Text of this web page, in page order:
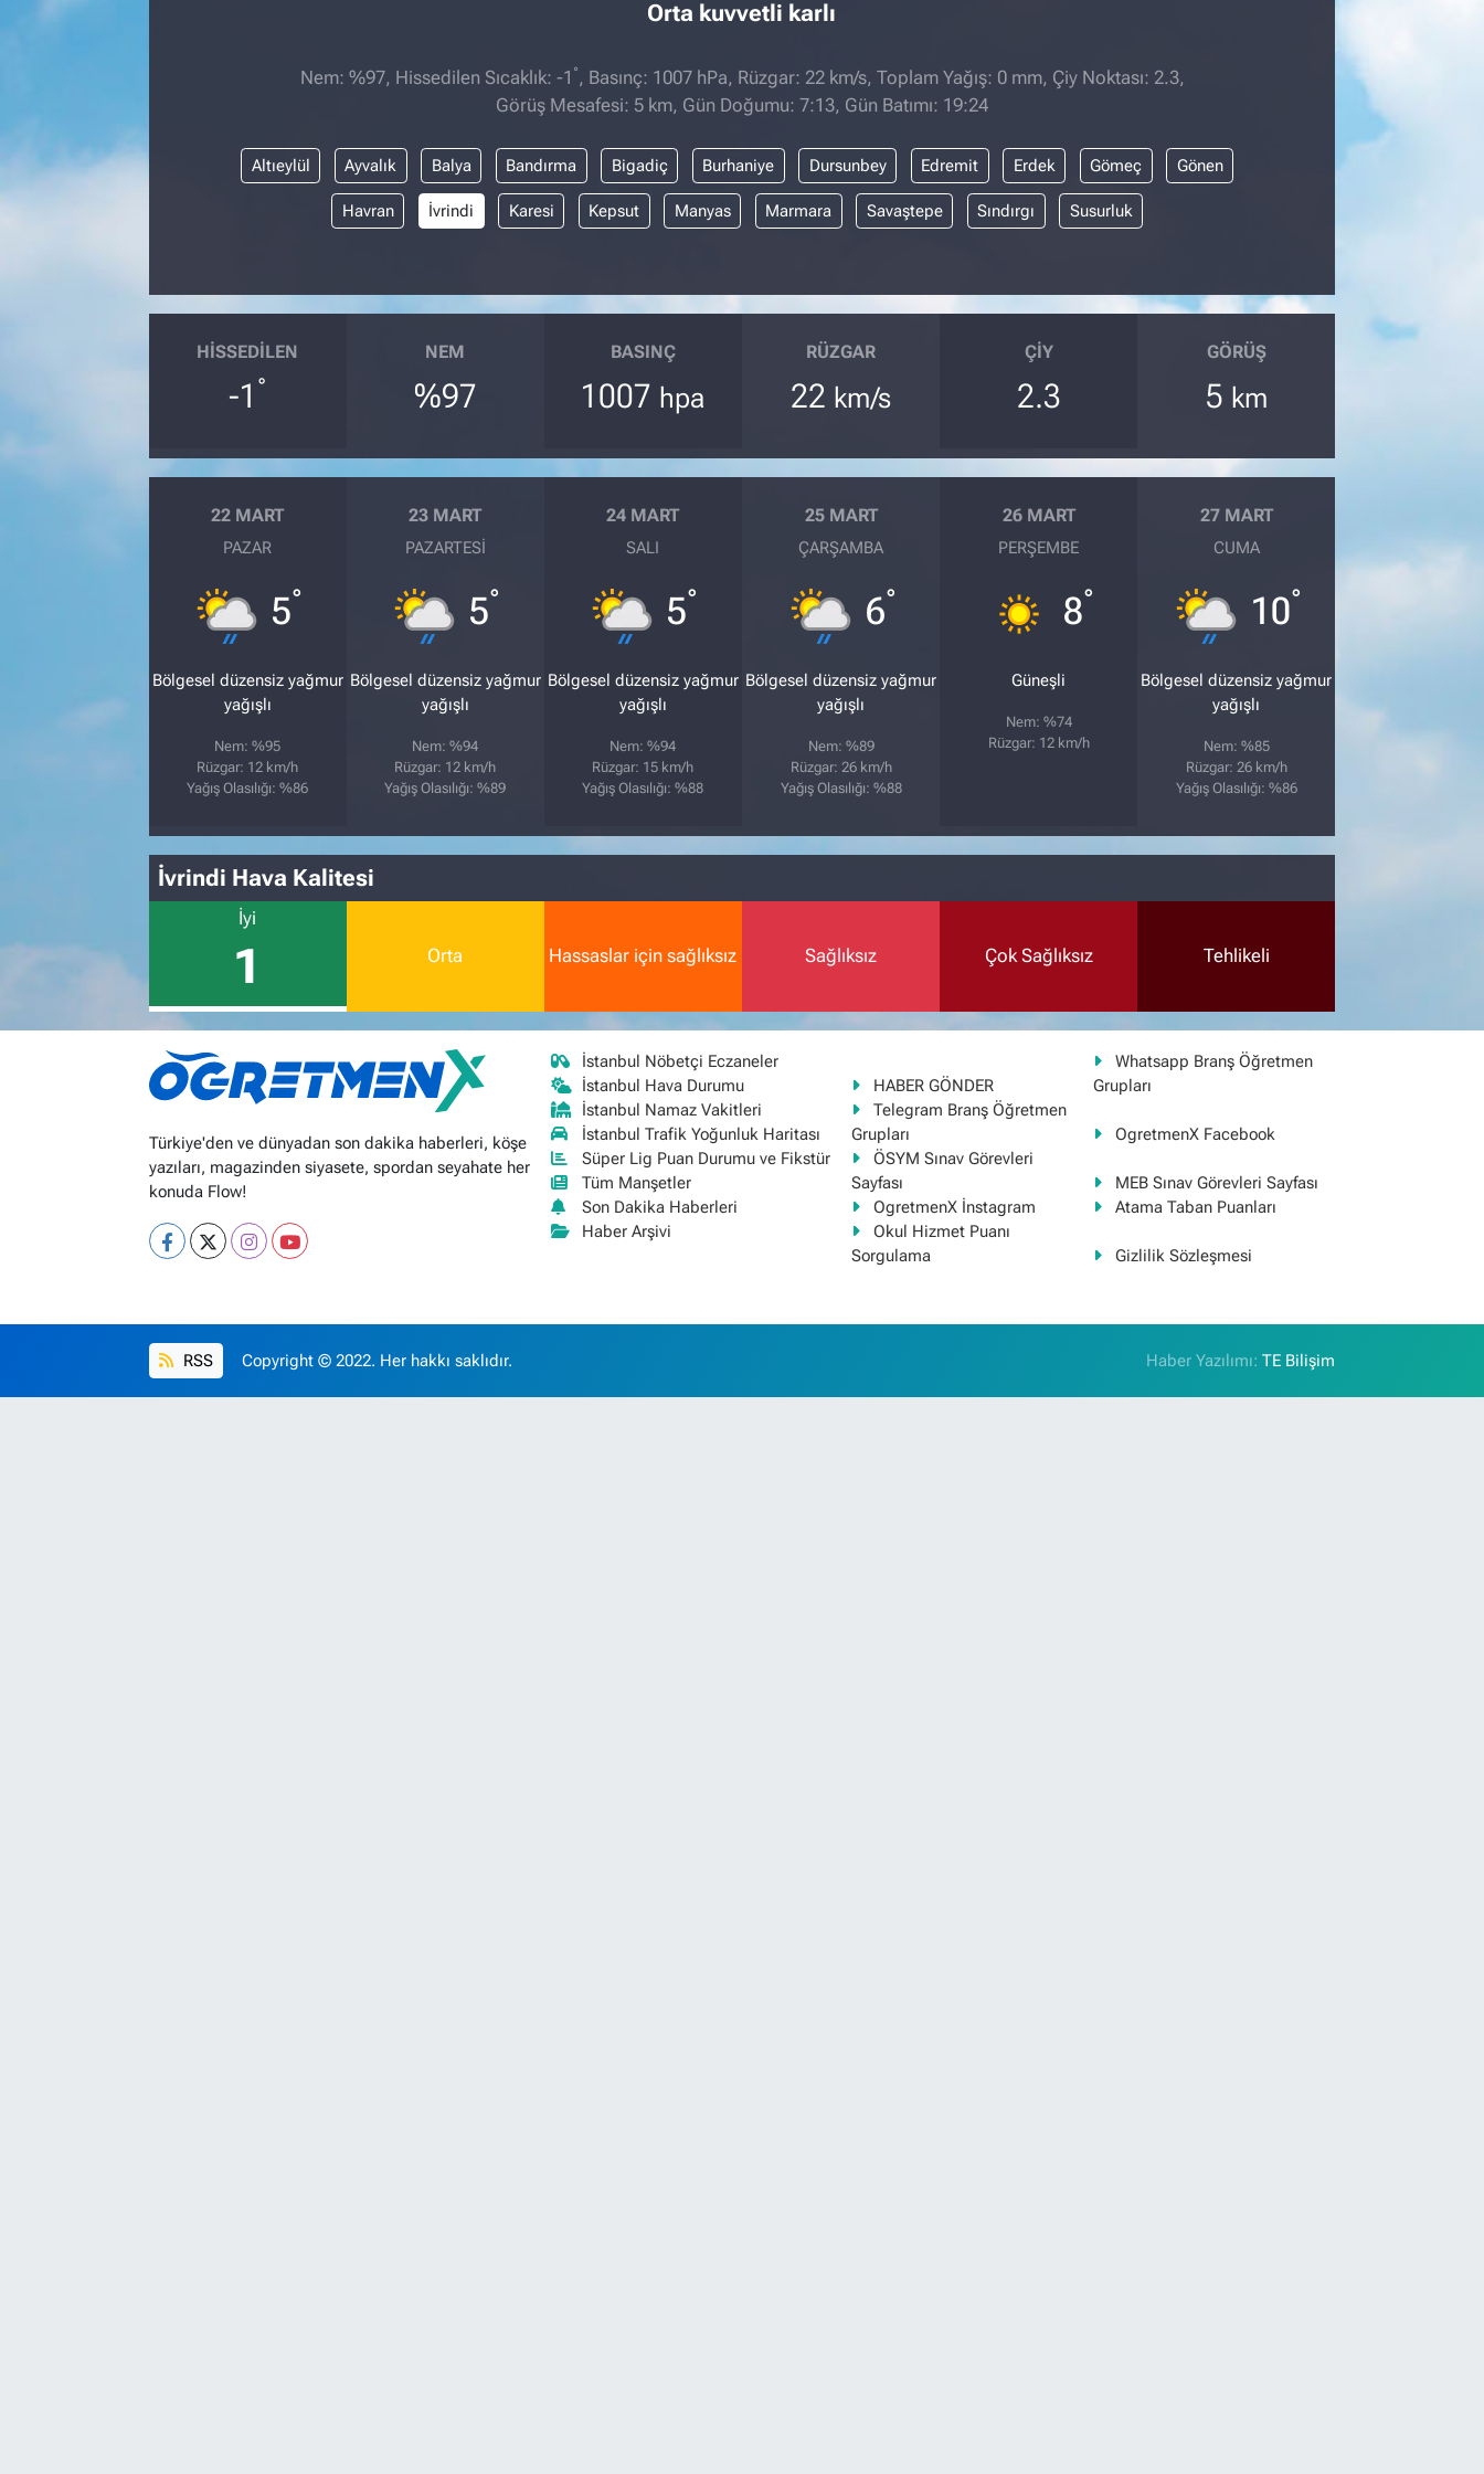
Orta kuvvetli karlı
Nem: %97, Hissedilen Sıcaklık: -1 °, Basınç: 1007 hPa, Rüzgar: 22 km/s, Toplam Yağış: 0 mm, Çiy Noktası: 2.3,
Görüş Mesafesi: 5 km, Gün Doğumu: 7:13, Gün Batımı: 19:24
Altıeylül Ayvalık Balya Bandırma Bigadiç Burhaniye Dursunbey Edremit Erdek Gömeç Gönen
Havran İvrindi Karesi Kepsut Manyas Marmara Savaştepe Sındırgı Susurluk
HISSEDILEN
-1 °
NEM
%97
BASINÇ
1007 hpa
RÜZGAR
22 km/s
ÇIY
2.3
GÖRÜŞ
5 km
22 MART
PAZAR
5°
Bölgesel düzensiz yağmur
yağışlı
Nem: %95
Rüzgar: 12 km/h
Yağış Olasılığı: %86
23 MART
PAZARTESI
5°
Bölgesel düzensiz yağmur
yağışlı
Nem: %94
Rüzgar: 12 km/h
Yağış Olasılığı: %89
24 MART
SALI
5°
Bölgesel düzensiz yağmur
yağışlı
Nem: %94
Rüzgar: 15 km/h
Yağış Olasılığı: %88
25 MART
ÇARŞAMBA
6°
Bölgesel düzensiz yağmur
yağışlı
Nem: %89
Rüzgar: 26 km/h
Yağış Olasılığı: %88
26 MART
PERŞEMBE
8°
Güneşli
Nem: %74
Rüzgar: 12 km/h
27 MART
CUMA
10°
Bölgesel düzensiz yağmur
yağışlı
Nem: %85
Rüzgar: 26 km/h
Yağış Olasılığı: %86
İvrindi Hava Kalitesi
İyi
1 Orta Hassaslar için sağlıksız Sağlıksız Çok Sağlıksız Tehlikeli
Türkiye'den ve dünyadan son dakika haberleri, köşe
yazıları, magazinden siyasete, spordan seyahate her
konuda Flow!
İstanbul Nöbetçi Eczaneler
İstanbul Hava Durumu
İstanbul Namaz Vakitleri
İstanbul Trafik Yoğunluk Haritası
Süper Lig Puan Durumu ve Fikstür
Tüm Manşetler
Son Dakika Haberleri
Haber Arşivi
HABER GÖNDER
Whatsapp Branş Öğretmen
Grupları
Telegram Branş Öğretmen
Grupları
OgretmenX Facebook
ÖSYM Sınav Görevleri
Sayfası
MEB Sınav Görevleri Sayfası
OgretmenX İnstagram
Atama Taban Puanları
Okul Hizmet Puanı
Sorgulama
Gizlilik Sözleşmesi
RSS Copyright © 2022. Her hakkı saklıdır. Haber Yazılımı:TE Bilişim